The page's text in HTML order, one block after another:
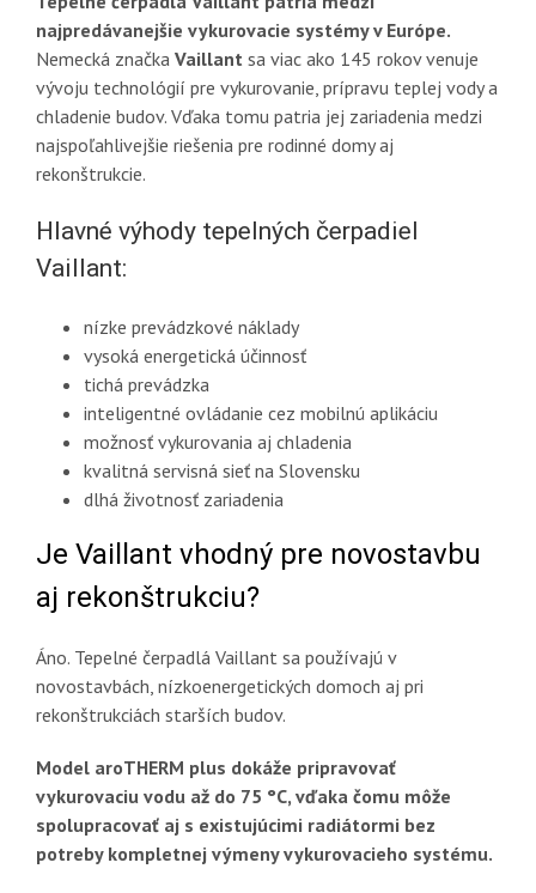
najpredávanejšie vykurovacie systémy v Európe.
Nemecká značka Vaillant sa viac ako 145 rokov venuje
vývoju technológií pre vykurovanie, prípravu teplej vody a
chladenie budov. Vďaka tomu patria jej zariadenia medzi
najspoľahlivejšie riešenia pre rodinné domy aj
rekonštrukcie.
Hlavné výhody tepelných čerpadiel
Vaillant:
nízke prevádzkové náklady
vysoká energetická účinnosť
tichá prevádzka
inteligentné ovládanie cez mobilnú aplikáciu
možnosť vykurovania aj chladenia
kvalitná servisná sieť na Slovensku
dlhá životnosť zariadenia
Je Vaillant vhodný pre novostavbu
aj rekonštrukciu?
Áno. Tepelné čerpadlá Vaillant sa používajú v
novostavbách, nízkoenergetických domoch aj pri
rekonštrukciách starších budov.
Model aroTHERM plus dokáže pripravovať
vykurovaciu vodu až do 75 °C, vďaka čomu môže
spolupracovať aj s existujúcimi radiátormi bez
potreby kompletnej výmeny vykurovacieho systému.